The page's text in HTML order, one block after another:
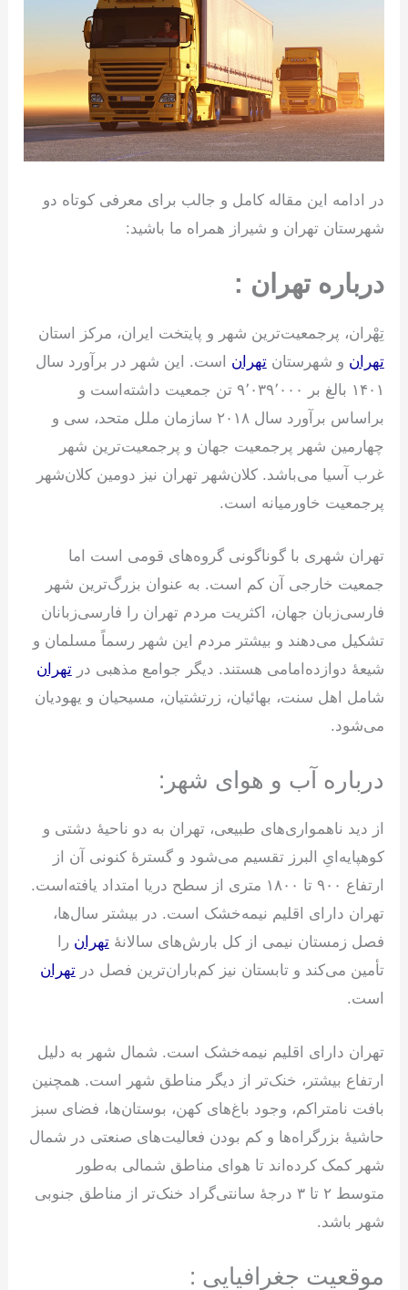
در ادامه این مقاله کامل و جالب برای معرفی کوتاه دو
شهرستان تهران و شیراز همراه ما باشید:
درباره تهران :
تِهْران، پرجمعیت‌ترین شهر و پایتخت ایران، مرکز استان
تهران و شهرستانتهران است. این شهر در برآورد سال
۱۴۰۱ بالغ بر ۹٬۰۳۹٬۰۰۰ تن جمعیت داشته‌است و
براساس برآورد سال ۲۰۱۸ سازمان ملل متحد، سی و
چهارمین شهر پرجمعیت جهان و پرجمعیت‌ترین شهر
غرب آسیا می‌باشد. کلان‌شهر تهران نیز دومین کلان‌شهر
پرجمعیت خاورمیانه است.
تهران شهری با گوناگونی گروه‌های قومی است اما
جمعیت خارجی آن کم است. به عنوان بزرگ‌ترین شهر
فارسی‌زبان جهان، اکثریت مردم تهران را فارسی‌زبانان
تشکیل می‌دهند و بیشتر مردم این شهر رسماً مسلمان و
شیعهٔ دوازده‌امامی هستند. دیگر جوامع مذهبی درتهران
شامل اهل سنت، بهائیان، زرتشتیان، مسیحیان و یهودیان
می‌شود.
درباره آب و هوای شهر:
از دید ناهمواری‌های طبیعی، تهران به دو ناحیهٔ دشتی و
کوهپایه‌ایِ البرز تقسیم می‌شود و گسترهٔ کنونی آن از
ارتفاع ۹۰۰ تا ۱۸۰۰ متری از سطح دریا امتداد یافته‌است.
تهران دارای اقلیم نیمه‌خشک است. در بیشتر سال‌ها،
فصل زمستان نیمی از کل بارش‌های سالانهٔتهران را
تأمین می‌کند و تابستان نیز کم‌باران‌ترین فصل درتهران
است.
تهران دارای اقلیم نیمه‌خشک است. شمال شهر به دلیل
ارتفاع بیشتر، خنک‌تر از دیگر مناطق شهر است. همچنین
بافت نامتراکم، وجود باغ‌های کهن، بوستان‌ها، فضای سبز
حاشیهٔ بزرگراه‌ها و کم بودن فعالیت‌های صنعتی در شمال
شهر کمک کرده‌اند تا هوای مناطق شمالی به‌طور
متوسط ۲ تا ۳ درجهٔ سانتی‌گراد خنک‌تر از مناطق جنوبی
شهر باشد.
موقعیت جغرافیایی :